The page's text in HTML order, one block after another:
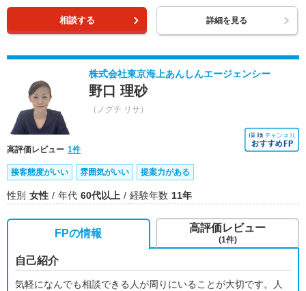
相談する 詳細を見る
株式会社東京海上あんしんエージェンシー
野口 理砂
（ノグチ リサ）
高評価レビュー 1件
接客態度がいい 雰囲気がいい 提案力がある
性別 女性 年代 60代以上 経験年数 11年
FPの情報
自己紹介
気軽になんでも相談できる人が周りにいることが大切です。人
高評価レビュー
(1件)